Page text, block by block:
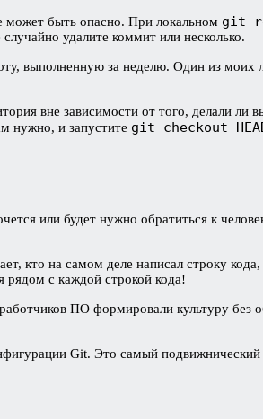
может быть опасно. При локальном git
удалите коммит или несколько.
выполненную за неделю. Один из
вне зависимости от того, делали ли
нужно, и запустите git checkout
или будет нужно обратиться к
кто на самом деле написал строку
рядом с каждой строкой кода!
ПО формировали культуру без
Git. Это самый подвижнический